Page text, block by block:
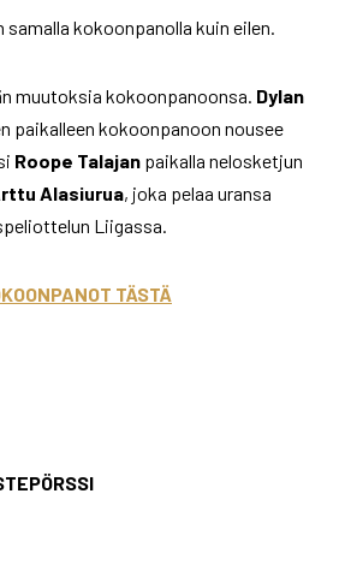
kokoonpanolla kuin eilen.
muutoksia kokoonpanoonsa. Dylan
paikalleen kokoonpanoon nousee
Roope Talajan paikalla nelosketjun
Alasiurua, joka pelaa uransa
Liigassa.
TÄSTÄ